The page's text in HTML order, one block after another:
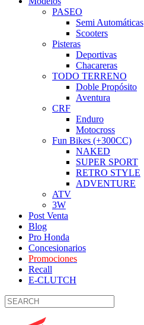
PASEO
Semi Automáticas
Scooters
Pisteras
Deportivas
Chacareras
TODO TERRENO
Doble Propósito
Aventura
CRF
Enduro
Motocross
Fun Bikes (+300CC)
NAKED
SUPER SPORT
RETRO STYLE
ADVENTURE
ATV
3W
Post Venta
Blog
Pro Honda
Concesionarios
Promociones
Recall
E-CLUTCH